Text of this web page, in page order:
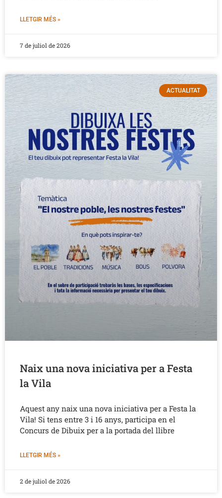
LLETGIR MÉS »
7 de juliol de 2026
ACTUALITAT
Naix una nova iniciativa per a Festa
la Vila
Aquest any naix una nova iniciativa per a Festa la
Vila! Si tens entre 3 i 16 anys, participa en el
Concurs de Dibuix per a la portada del llibre
LLETGIR MÉS »
2 de juliol de 2026